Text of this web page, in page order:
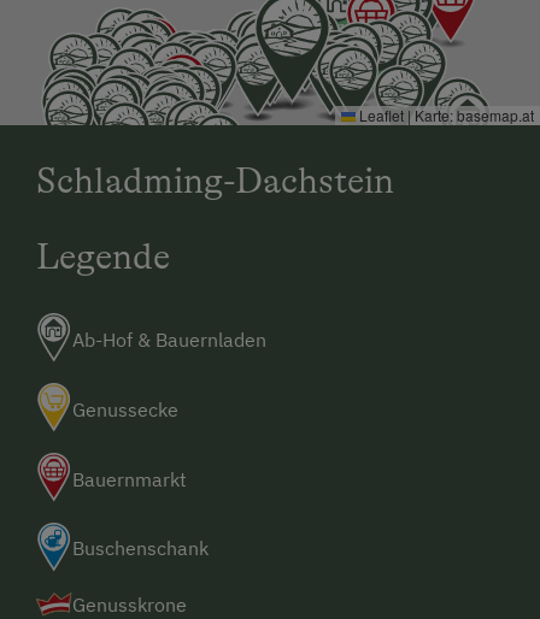
Leaflet | Karte:basemap.at
Schladming-Dachstein
Legende
Ab-Hof & Bauernladen
Genussecke
Bauernmarkt
Buschenschank
Genusskrone